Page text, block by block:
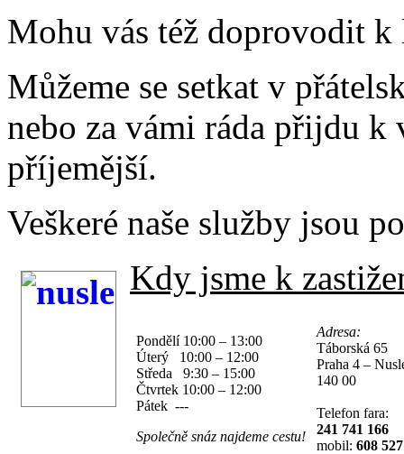
Mohu vás též doprovodit
Můžeme se setkat v
nebo za vámi ráda přijdu k
příjemější.
Veškeré naše služby jsou
Kdy jsme k
Pondělí 10:00 – 13:00
Úterý 10:00 – 12:00
Středa 9:30 – 15:00
Čtvrtek 10:00 – 12:00
Pátek ---
Společně snáz najdeme cestu!
Adresa:
Táborská 65
Praha 4 –
140 00
Telefon fara:
241 741 166
mobil: 608